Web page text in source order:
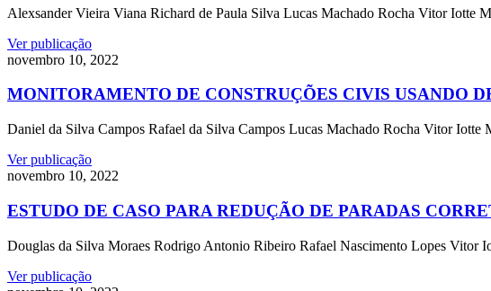
Alexsander Vieira Viana Richard de Paula Silva Lucas Machado Rocha Vitor Iotte
Ver publicação
novembro 10, 2022
MONITORAMENTO DE CONSTRUÇÕES CIVIS USANDO
Daniel da Silva Campos Rafael da Silva Campos Lucas Machado Rocha Vitor Iotte
Ver publicação
novembro 10, 2022
ESTUDO DE CASO PARA REDUÇÃO DE PARADAS
Douglas da Silva Moraes Rodrigo Antonio Ribeiro Rafael Nascimento Lopes Vitor
Ver publicação